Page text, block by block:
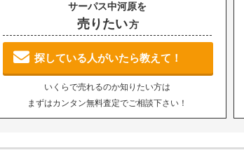
サーパス中河原を
売りたい方
探している人がいたら教えて！
いくらで売れるのか知りたい方は
まずはカンタン無料査定でご相談下さい！